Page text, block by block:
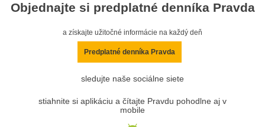
Objednajte si predplatné denníka Pravda
a získajte užitočné informácie na každý deň
Predplatné denníka Pravda
sledujte naše sociálne siete
stiahnite si aplikáciu a čítajte Pravdu pohodlne aj v
mobile